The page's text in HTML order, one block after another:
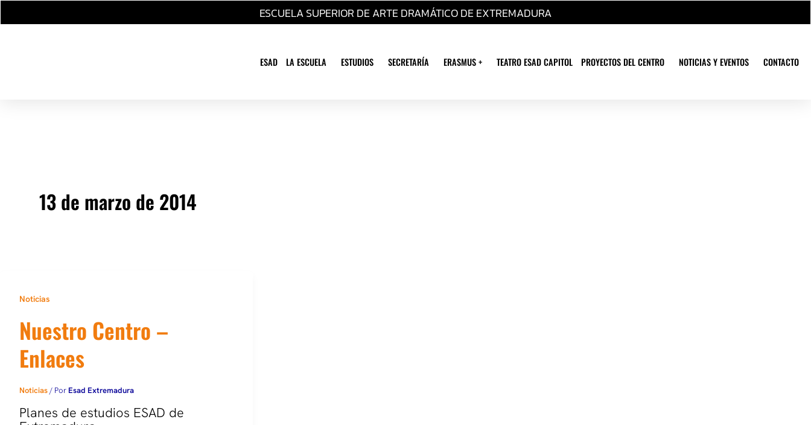
Ir
al ESCUELA SUPERIOR DE ARTE DRAMÁTICO DE EXTREMADURA
ESAD LA ESCUELA ESTUDIOS SECRETARÍA ERASMUS + TEATRO ESAD CAPITOL PROYECTOS DEL CENTRO NOTICIAS Y EVENTOS CONTACTO
13 de marzo de 2014
Noticias
Nuestro Centro –
Enlaces
Noticias/ Por Esad Extremadura
Planes de estudios ESAD de